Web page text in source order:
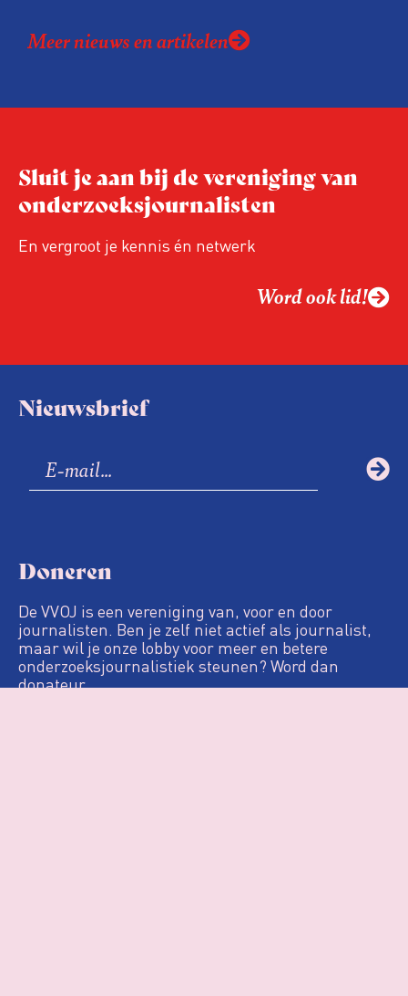
Coen uit zijn zorgen over de relatie tussen
de macht, de pers en het publiek aan de
Niet de maker, maar de ontvanger
relevant in tijden van nieuwe verzuiling?
Hoe moet de journalistiek omgaan met
een steeds onverschilligere macht?
Meer nieuws en artikelen
Sluit je aan bij de vereniging van
onderzoeksjournalisten
En vergroot je kennis én netwerk
Word ook lid!
Nieuwsbrief
Doneren
De VVOJ is een vereniging van, voor en door
journalisten. Ben je zelf niet actief als journalist,
maar wil je onze lobby voor meer en betere
onderzoeksjournalistiek steunen? Word dan
donateur.